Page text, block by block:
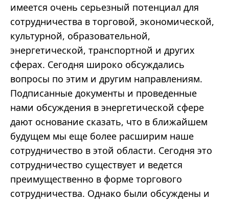
имеется очень серьезный потенциал для
сотрудничества в торговой, экономической,
культурной, образовательной,
энергетической, транспортной и других
сферах. Сегодня широко обсуждались
вопросы по этим и другим направлениям.
Подписанные документы и проведенные
нами обсуждения в энергетической сфере
дают основание сказать, что в ближайшем
будущем мы еще более расширим наше
сотрудничество в этой области. Сегодня это
сотрудничество существует и ведется
преимущественно в форме торгового
сотрудничества. Однако были обсуждены и